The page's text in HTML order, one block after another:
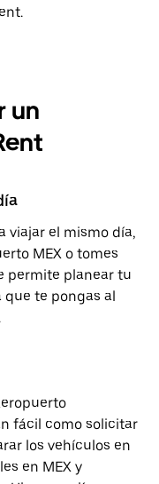
un
viajar el mismo día,
MEX o tomes
permite planear tu
te pongas al
fácil como solicitar
los vehículos en
en MEX y